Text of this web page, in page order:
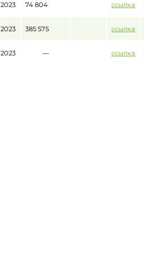
2023 74 804 ссылка
2023 385 575 ссылка
2023 — ссылка